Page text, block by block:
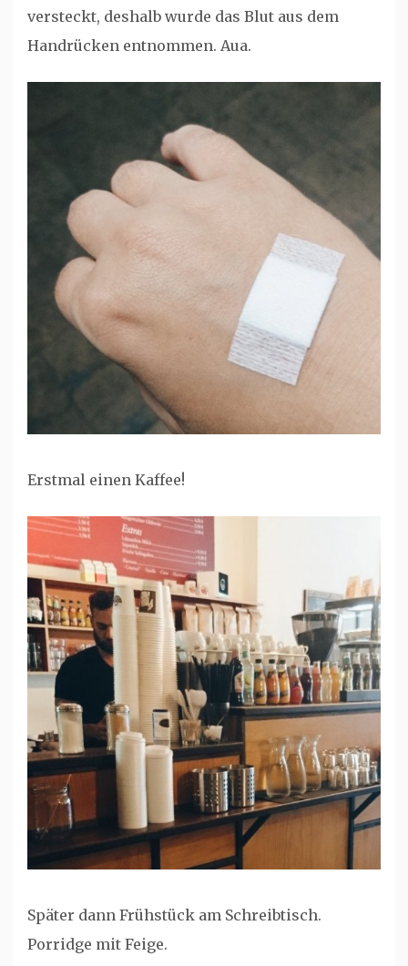
versteckt, deshalb wurde das Blut aus dem
Handrücken entnommen. Aua.
Erstmal einen Kaffee!
Später dann Frühstück am Schreibtisch.
Porridge mit Feige.